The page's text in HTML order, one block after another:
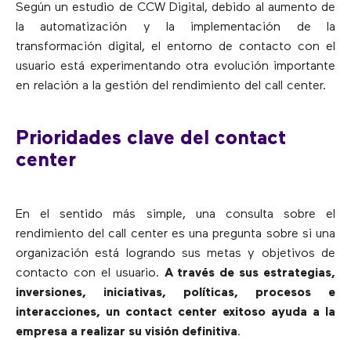
Según un estudio de CCW Digital, debido al aumento de
la automatización y la implementación de la
transformación digital, el entorno de contacto con el
usuario está experimentando otra evolución importante
en relación a la gestión del rendimiento del call center.
Prioridades clave del contact
center
En el sentido más simple, una consulta sobre el
rendimiento del call center es una pregunta sobre si una
organización está logrando sus metas y objetivos de
contacto con el usuario. A través de sus estrategias,
inversiones, iniciativas, políticas, procesos e
interacciones, un contact center exitoso ayuda a la
empresa a realizar su visión definitiva.